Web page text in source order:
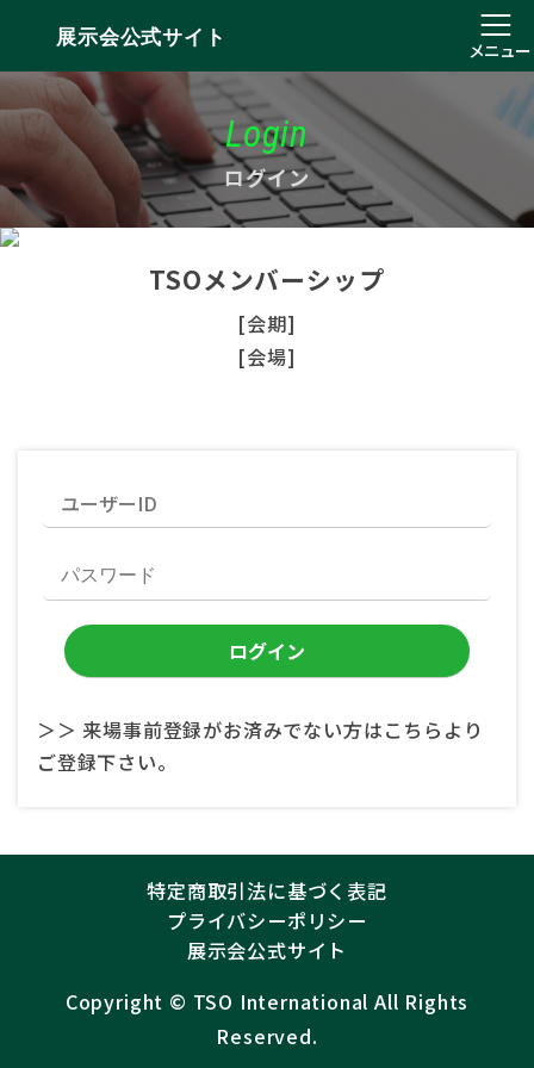
展示会公式サイト
メニュー
Login
ログイン
TSOメンバーシップ
[会期]
[会場]
＞＞ 来場事前登録がお済みでない方はこちらより
ご登録下さい。
特定商取引法に基づく表記
プライバシーポリシー
展示会公式サイト
Copyright ©︎ TSO International All Rights
Reserved.